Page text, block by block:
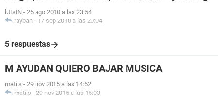
lUIsIN - 25 ago 2010 a las 23:54
rayban - 17 sep 2010 a las 20:04
5 respuestas
M AYUDAN QUIERO BAJAR MUSICA
matiis - 29 nov 2015 a las 14:52
matiis - 29 nov 2015 a las 15:03